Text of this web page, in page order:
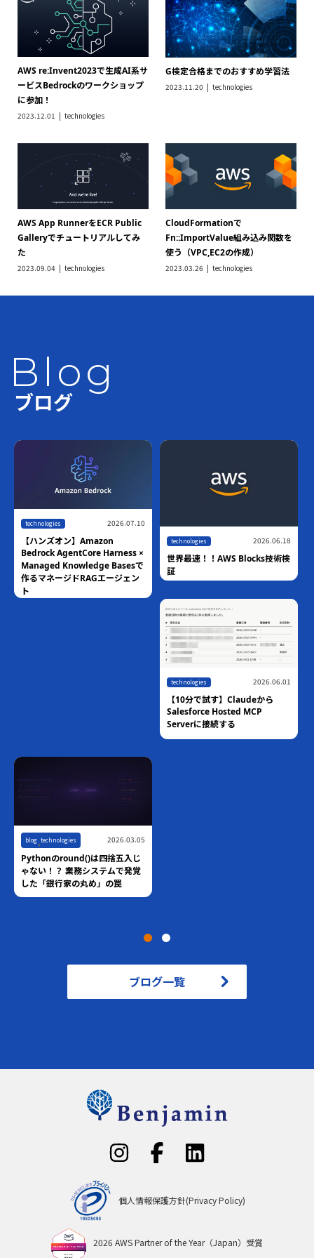
AWS re:Invent2023で生成AI系サ
ービスBedrockのワークショップ
に参加！
2023.12.01 technologies
G検定合格までのおすすめ学習法
2023.11.20 technologies
AWS App RunnerをECR Public
Galleryでチュートリアルしてみ
た
2023.09.04 technologies
CloudFormationで
Fn::ImportValue組み込み関数を
使う（VPC,EC2の作成）
2023.03.26 technologies
Blog
ブログ
technologies 2026.07.10
【ハンズオン】Amazon
Bedrock AgentCore Harness ×
Managed Knowledge Basesで
作るマネージドRAGエージェン
ト
technologies 2026.06.18
世界最速！！AWS Blocks技術検
証
technologies 2026.06.01
【10分で試す】Claudeから
Salesforce Hosted MCP
Serverに接続する
blog ,technologies 2026.03.05
Pythonのround()は四捨五入じ
ゃない！？ 業務システムで発覚
した「銀行家の丸め」の罠
ブログ一覧
個人情報保護方針(Privacy Policy)
2026 AWS Partner of the Year（Japan）受賞